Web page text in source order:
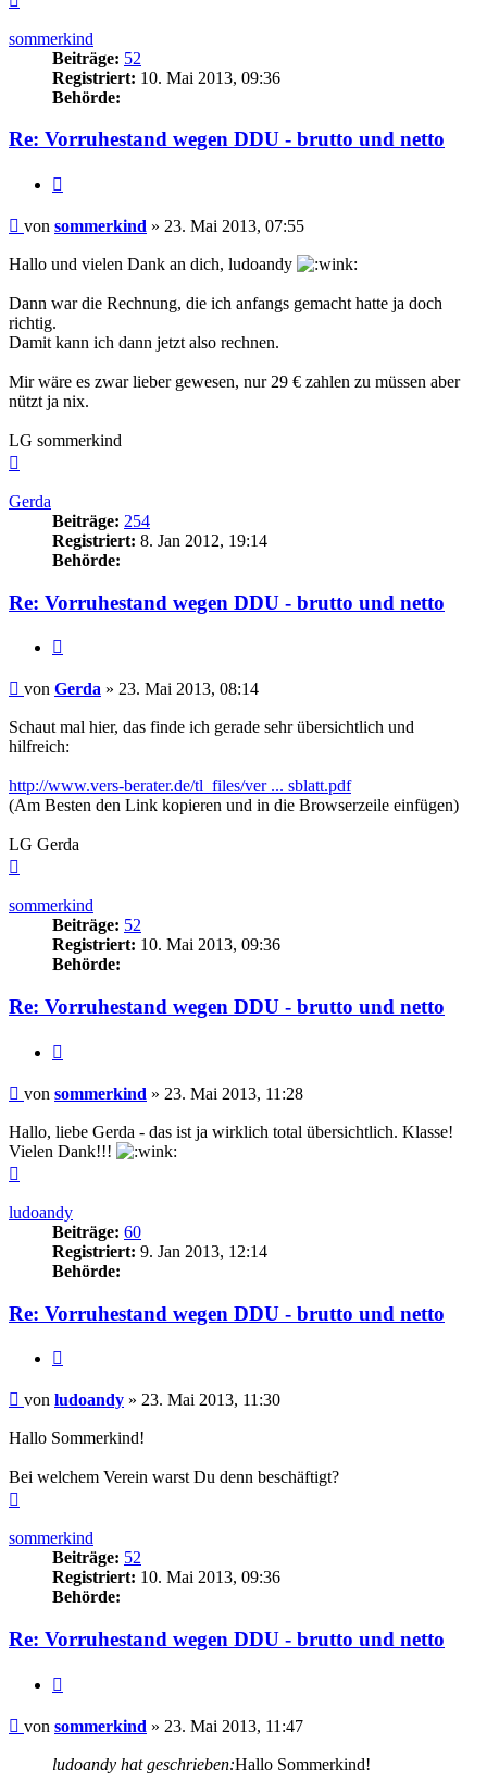
sommerkind
Beiträge: 52
Registriert: 10. Mai 2013, 09:36
Behörde:
Re: Vorruhestand wegen DDU - brutto und netto
Beitrag
von sommerkind » 23. Mai 2013, 07:55
Hallo und vielen Dank an dich, ludoandy
Dann war die Rechnung, die ich anfangs gemacht hatte ja doch
richtig.
Damit kann ich dann jetzt also rechnen.
Mir wäre es zwar lieber gewesen, nur 29 € zahlen zu müssen aber
nützt ja nix.
LG sommerkind
Gerda
Beiträge: 254
Registriert: 8. Jan 2012, 19:14
Behörde:
Re: Vorruhestand wegen DDU - brutto und netto
Beitrag
von Gerda » 23. Mai 2013, 08:14
Schaut mal hier, das finde ich gerade sehr übersichtlich und
hilfreich:
http://www.vers-berater.de/tl_files/ver ... sblatt.pdf
(Am Besten den Link kopieren und in die Browserzeile einfügen)
LG Gerda
sommerkind
Beiträge: 52
Registriert: 10. Mai 2013, 09:36
Behörde:
Re: Vorruhestand wegen DDU - brutto und netto
Beitrag
von sommerkind » 23. Mai 2013, 11:28
Hallo, liebe Gerda - das ist ja wirklich total übersichtlich. Klasse!
Vielen Dank!!!
ludoandy
Beiträge: 60
Registriert: 9. Jan 2013, 12:14
Behörde:
Re: Vorruhestand wegen DDU - brutto und netto
Beitrag
von ludoandy » 23. Mai 2013, 11:30
Hallo Sommerkind!
Bei welchem Verein warst Du denn beschäftigt?
sommerkind
Beiträge: 52
Registriert: 10. Mai 2013, 09:36
Behörde:
Re: Vorruhestand wegen DDU - brutto und netto
Beitrag
von sommerkind » 23. Mai 2013, 11:47
ludoandy hat geschrieben:Hallo Sommerkind!